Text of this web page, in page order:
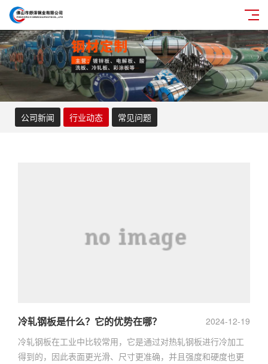
公司新闻 行业动态 常见问题
2024-12-19
冷轧钢板是什么？它的优势在哪？
冷轧钢板在工业中比较常用，它是通过对热轧钢板进行冷加工
得到的，因此表面更光滑、尺寸更准确，并且强度和硬度也更